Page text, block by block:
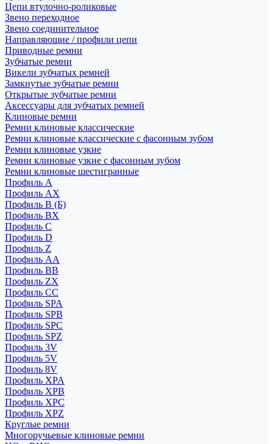
Цепи втулочно-роликовые
Звено переходное
Звено соединительное
Направляющие / профили цепи
Приводные ремни
Зубчатые ремни
Викели зубчатых ремней
Замкнутые зубчатые ремни
Открытые зубчатые ремни
Аксессуары для зубчатых ремней
Клиновые ремни
Ремни клиновые классические
Ремни клиновые классические с фасонным зубом
Ремни клиновые узкие
Ремни клиновые узкие с фасонным зубом
Ремни клиновые шестигранные
Профиль A
Профиль AX
Профиль B (Б)
Профиль BX
Профиль C
Профиль D
Профиль Z
Профиль АА
Профиль BB
Профиль ZX
Профиль CC
Профиль SPA
Профиль SPB
Профиль SPC
Профиль SPZ
Профиль 3V
Профиль 5V
Профиль 8V
Профиль XPA
Профиль XPB
Профиль XPC
Профиль XPZ
Круглые ремни
Многоручьевые клиновые ремни